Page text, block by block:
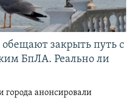
обещают закрыть путь с
БпЛА. Реально ли
города анонсировали